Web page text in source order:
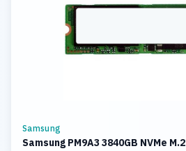
Samsung
Samsung PM9A3 3840GB NVMe M.2